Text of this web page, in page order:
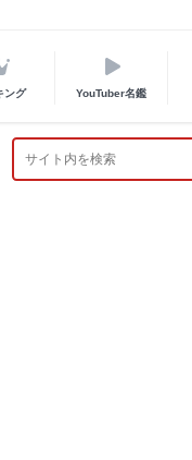
ング YouTuber名鑑